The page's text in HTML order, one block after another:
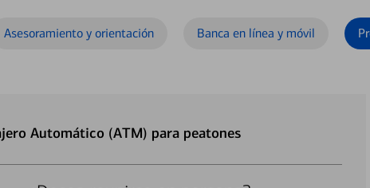
Asesoramiento y orientación Banca en línea y móvil
Automático (ATM) para peatones